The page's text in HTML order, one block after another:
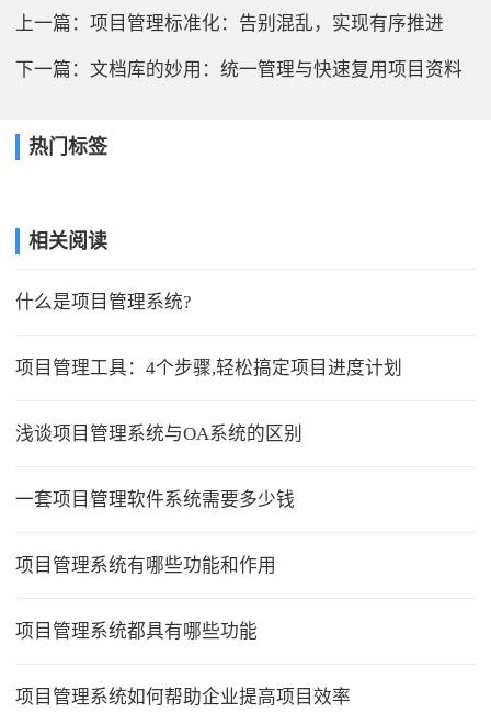
上一篇：项目管理标准化：告别混乱，实现有序推进
下一篇：文档库的妙用：统一管理与快速复用项目资料
热门标签
相关阅读
什么是项目管理系统?
项目管理工具：4个步骤,轻松搞定项目进度计划
浅谈项目管理系统与OA系统的区别
一套项目管理软件系统需要多少钱
项目管理系统有哪些功能和作用
项目管理系统都具有哪些功能
项目管理系统如何帮助企业提高项目效率